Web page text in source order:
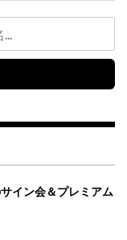
サイン会＆プレミアム